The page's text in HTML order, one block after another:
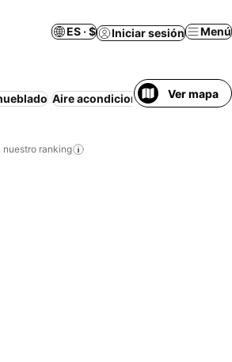
ES · $ Iniciar sesión Menú
Aire acondicionado Ver mapa
nuestro ranking